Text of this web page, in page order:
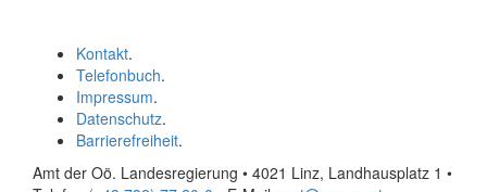
Kontakt.
Telefonbuch.
Impressum.
Datenschutz.
Barrierefreiheit.
Amt der Oö. Landesregierung • 4021 Linz, Landhausplatz 1 •